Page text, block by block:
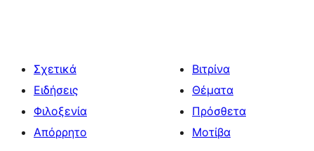
Σχετικά
Ειδήσεις
Φιλοξενία
Απόρρητο
Βιτρίνα
Θέματα
Πρόσθετα
Μοτίβα